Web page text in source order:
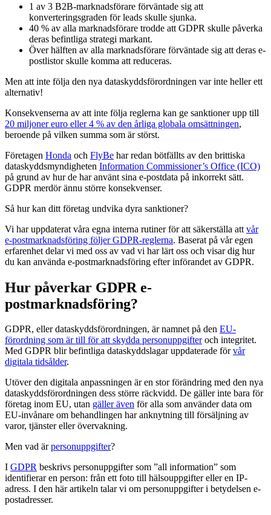
1 av 3 B2B-marknadsförare förväntade sig att
konverteringsgraden för leads skulle sjunka.
40 % av alla marknadsförare trodde att GDPR skulle påverka
deras befintliga strategi markant.
Över hälften av alla marknadsförare förväntade sig att deras e-
postlistor skulle komma att reduceras.
Men att inte följa den nya dataskyddsförordningen var inte heller ett
alternativ!
Konsekvenserna av att inte följa reglerna kan ge sanktioner upp till
20 miljoner euro eller 4 % av den årliga globala omsättningen,
beroende på vilken summa som är störst.
Företagen Honda och FlyBe har redan bötfällts av den brittiska
dataskyddsmyndigheten Information Commissioner’s Office (ICO)
på grund av hur de har använt sina e-postdata på inkorrekt sätt.
GDPR merdör ännu större konsekvenser.
Så hur kan ditt företag undvika dyra sanktioner?
Vi har uppdaterat våra egna interna rutiner för att säkerställa att vår
e-postmarknadsföring följer GDPR-reglerna. Baserat på vår egen
erfarenhet delar vi med oss av vad vi har lärt oss och visar dig hur
du kan använda e-postmarknadsföring efter införandet av GDPR.
Hur påverkar GDPR e-
postmarknadsföring?
GDPR, eller dataskyddsförordningen, är namnet på den EU-
förordning som är till för att skydda personuppgifteroch integritet.
Med GDPR blir befintliga dataskyddslagar uppdaterade förvår
digitala tidsålder.
Utöver den digitala anpassningen är en stor förändring med den nya
dataskyddsförordningen dess större räckvidd. De gäller inte bara för
företag inom EU, utan gäller även för alla som använder data om
EU-invånare om behandlingen har anknytning till försäljning av
varor, tjänster eller övervakning.
Men vad ärpersonuppgifter?
I GDPR beskrivs personuppgifter som ”all information” som
identifierar en person: från ett foto till hälsouppgifter eller en IP-
adress. I den här artikeln talar vi om personuppgifter i betydelsen e-
postadresser.